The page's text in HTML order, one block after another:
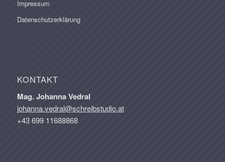
Impressum
Datenschutzerklärung
KONTAKT
Mag. Johanna Vedral
johanna.vedral@schreibstudio.at
+43 699 11688868